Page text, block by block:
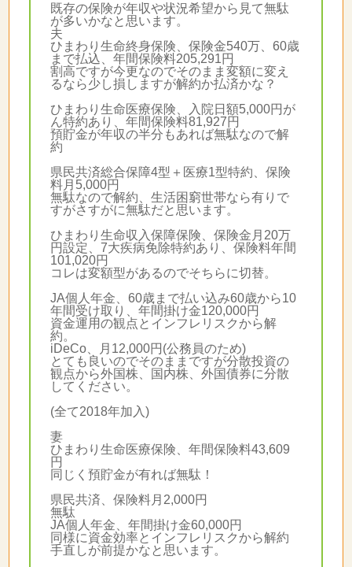
既存の保険が年収や状況希望から見て無駄
が多いかなと思います。
夫
ひまわり生命終身保険、保険金540万、60歳
まで払込、年間保険料205,291円
割高ですが今更なのでそのまま変額に変え
るなら少し損しますが解約か払済かな？
ひまわり生命医療保険、入院日額5,000円が
ん特約あり、年間保険料81,927円
預貯金が年収の半分もあれば無駄なので解
約
県民共済総合保障4型＋医療1型特約、保険
料月5,000円
無駄なので解約、生活困窮世帯なら有りで
すがさすがに無駄だと思います。
ひまわり生命収入保障保険、保険金月20万
円設定、7大疾病免除特約あり、保険料年間
101,020円
コレは変額型があるのでそちらに切替。
JA個人年金、60歳まで払い込み60歳から10
年間受け取り、年間掛け金120,000円
資金運用の観点とインフレリスクから解
約。
iDeCo、月12,000円(公務員のため)
とても良いのでそのままですが分散投資の
観点から外国株、国内株、外国債券に分散
してください。
(全て2018年加入)
妻
ひまわり生命医療保険、年間保険料43,609
円
同じく預貯金が有れば無駄！
県民共済、保険料月2,000円
無駄
JA個人年金、年間掛け金60,000円
同様に資金効率とインフレリスクから解約
手直しが前提かなと思います。